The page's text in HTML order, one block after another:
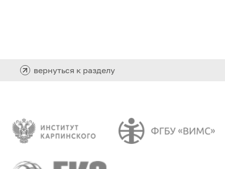
вернуться к разделу